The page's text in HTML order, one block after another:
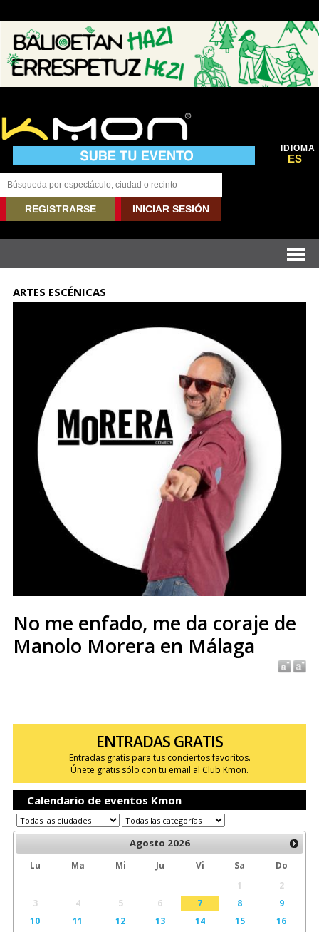
IDIOMA
ES
REGISTRARSE INICIAR SESIÓN
ARTES ESCÉNICAS
No me enfado, me da coraje de
Manolo Morera en Málaga
ENTRADAS GRATIS
Entradas gratis para tus conciertos favoritos.
Únete gratis sólo con tu email al Club Kmon.
Calendario de eventos Kmon
Agosto 2026
Lu Ma Mi Ju Vi Sa
Do
1
2
3
4 5 6 7 8
9
10
11 12 13 14 15
16